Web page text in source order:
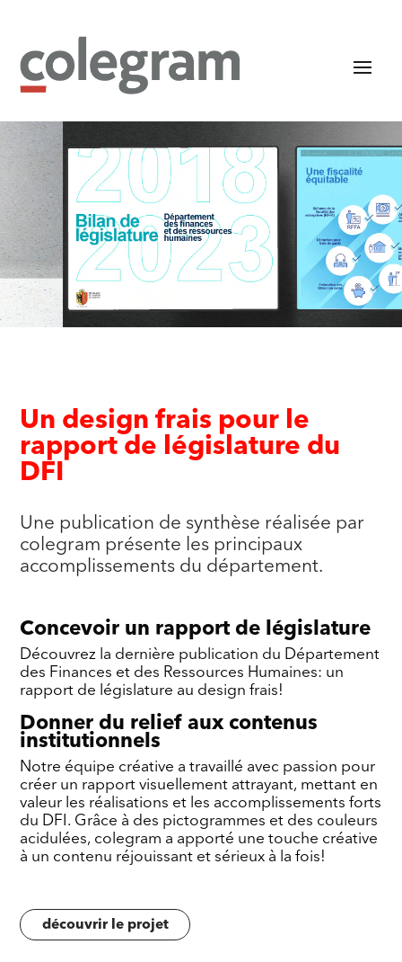
Un design frais pour le
rapport de législature du
DFI
Une publication de synthèse réalisée par
colegram présente les principaux
accomplissements du département.
Concevoir un rapport de législature
Découvrez la dernière publication du Département
des Finances et des Ressources Humaines: un
rapport de législature au design frais!
Donner du relief aux contenus
institutionnels
Notre équipe créative a travaillé avec passion pour
créer un rapport visuellement attrayant, mettant en
valeur les réalisations et les accomplissements forts
du DFI. Grâce à des pictogrammes et des couleurs
acidulées, colegram a apporté une touche créative
à un contenu réjouissant et sérieux à la fois!
découvrir le projet